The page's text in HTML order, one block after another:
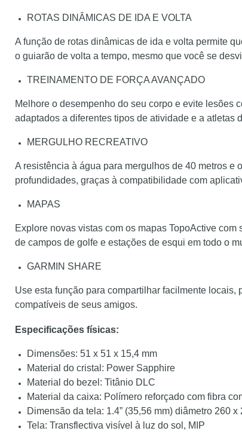
ROTAS DINÂMICAS DE IDA E VOLTA
A função de rotas dinâmicas de ida e volta permite
o guiarão de volta a tempo, mesmo que você se
TREINAMENTO DE FORÇA AVANÇADO
Melhore o desempenho do seu corpo e evite lesões
adaptados a diferentes tipos de atividade e a atletas
MERGULHO RECREATIVO
A resistência à água para mergulhos de 40 metros
profundidades, graças à compatibilidade com
MAPAS
Explore novas vistas com os mapas TopoActive
de campos de golfe e estações de esqui em todo o
GARMIN SHARE
Use esta função para compartilhar facilmente
compatíveis de seus amigos.
Especificações físicas:
Dimensões: 51 x 51 x 15,4 mm
Material do cristal: Power Sapphire
Material do bezel: Titânio DLC
Material da caixa: Polímero reforçado com fibra
Dimensão da tela: 1.4” (35,56 mm) diâmetro 260 x
Tela: Transflectiva visível à luz do sol, MIP